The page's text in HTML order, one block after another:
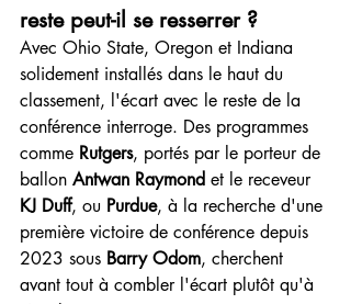
reste peut-il se resserrer ?
Avec Ohio State, Oregon et Indiana
solidement installés dans le haut du
classement, l'écart avec le reste de la
conférence interroge. Des programmes
comme Rutgers, portés par le porteur de
ballon Antwan Raymond et le receveur
KJ Duff, ou Purdue, à la recherche d'une
première victoire de conférence depuis
2023 sous Barry Odom, cherchent
avant tout à combler l'écart plutôt qu'à